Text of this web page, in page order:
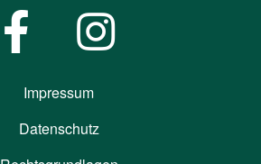
Impressum
Datenschutz